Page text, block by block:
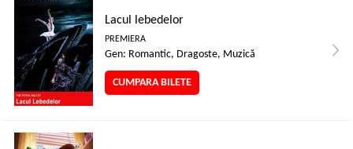
Lacul lebedelor
PREMIERA
Gen: Romantic, Dragoste, Muzică
CUMPARA BILETE